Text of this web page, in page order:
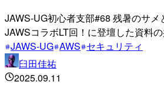
JAWS-UG初心者支部#68 残暑のサ
JAWSコラボLT回！に登壇した資料
JAWS-UG AWS セキュリティ
臼田佳祐
2025.09.11